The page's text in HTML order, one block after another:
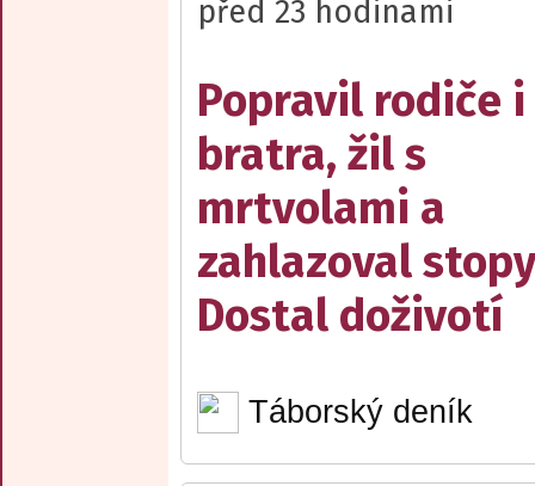
před 23 hodinami
Popravil rodiče i
bratra, žil s
mrtvolami a
zahlazoval
Dostal doživotí
Táborský deník